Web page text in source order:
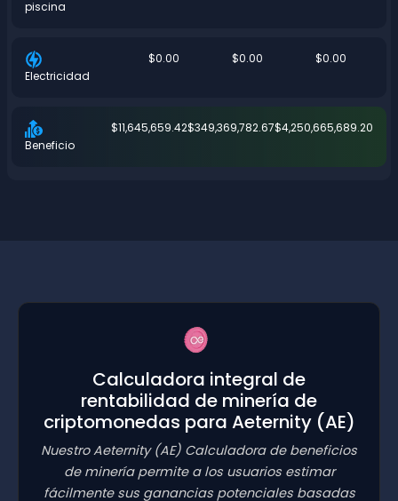
piscina
Electricidad
$0.00 $0.00 $0.00
Beneficio
$11,645,659.42$349,369,782.67$4,250,665,689.20
Calculadora integral de
rentabilidad de minería de
criptomonedas para Aeternity (AE)
Nuestro Aeternity (AE) Calculadora de beneficios
de minería permite a los usuarios estimar
fácilmente sus ganancias potenciales basadas